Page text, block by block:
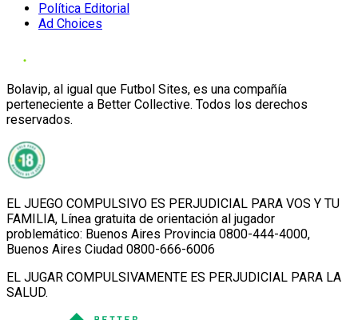
Política Editorial
Ad Choices
Bolavip, al igual que Futbol Sites, es una compañía
perteneciente a Better Collective. Todos los derechos
reservados.
EL JUEGO COMPULSIVO ES PERJUDICIAL PARA VOS Y TU
FAMILIA, Línea gratuita de orientación al jugador
problemático: Buenos Aires Provincia 0800-444-4000,
Buenos Aires Ciudad 0800-666-6006
EL JUGAR COMPULSIVAMENTE ES PERJUDICIAL PARA LA
SALUD.